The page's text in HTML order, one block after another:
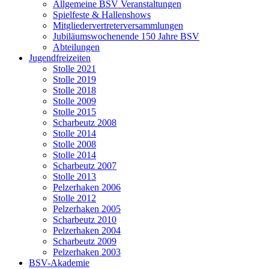
Allgemeine BSV Veranstaltungen
Spielfeste & Hallenshows
Mitgliedervertreterversammlungen
Jubiläumswochenende 150 Jahre BSV
Abteilungen
Jugendfreizeiten
Stolle 2021
Stolle 2019
Stolle 2018
Stolle 2009
Stolle 2015
Scharbeutz 2008
Stolle 2014
Stolle 2008
Stolle 2014
Scharbeutz 2007
Stolle 2013
Pelzerhaken 2006
Stolle 2012
Pelzerhaken 2005
Scharbeutz 2010
Pelzerhaken 2004
Scharbeutz 2009
Pelzerhaken 2003
BSV-Akademie